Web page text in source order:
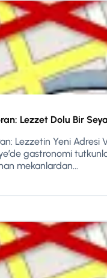
Lezzet Dolu Bir
Lezzetin Yeni Adresi
gastronomi
mekanlardan...